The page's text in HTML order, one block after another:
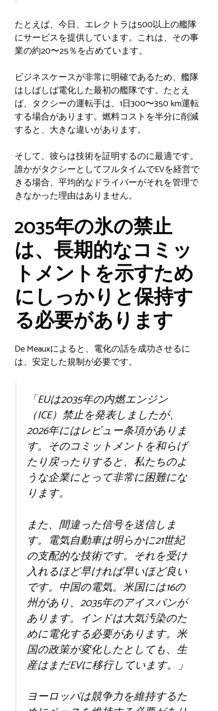
たとえば、今日、エレクトラは500以上の艦隊
にサービスを提供しています。これは、その事
業の約20〜25％を占めています。
ビジネスケースが非常に明確であるため、艦隊
はしばしば電化した最初の艦隊です。たとえ
ば、タクシーの運転手は、1日300〜350 km運転
する場合があります。燃料コストを半分に削減
すると、大きな違いがあります。
そして、彼らは技術を証明するのに最適です。
誰かがタクシーとしてフルタイムでEVを経営で
きる場合、平均的なドライバーがそれを管理で
きなかった理由はありません。
2035年の氷の禁止
は、長期的なコミッ
トメントを示すため
にしっかりと保持す
る必要があります
De Meauxによると、電化の話を成功させるに
は、安定した規制が必要です。
「EUは2035年の内燃エンジン
（ICE）禁止を発表しましたが、
2026年にはレビュー条項がありま
す。そのコミットメントを和らげ
たり戻ったりすると、私たちのよ
うな企業にとって非常に困難にな
ります。
また、間違った信号を送信しま
す。電気自動車は明らかに21世紀
の支配的な技術です。それを受け
入れるほど早ければ早いほど良い
です。中国の電気。米国には16の
州があり、2035年のアイスバンが
あります。インドは大気汚染のた
めに電化する必要があります。米
国の政策が変化したとしても、生
産はまだEVに移行しています。」
ヨーロッパは競争力を維持するた